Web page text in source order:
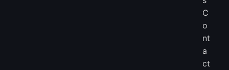
C
o
nt
a
ct